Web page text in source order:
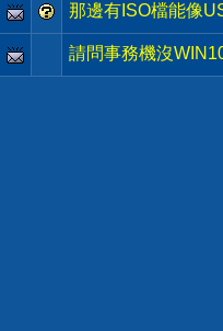
那邊有ISO檔能像
請問事務機沒